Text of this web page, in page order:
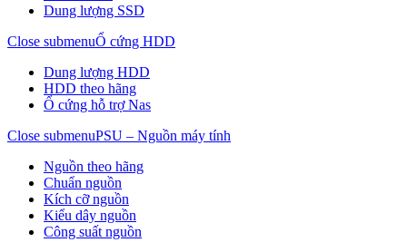
Dung lượng SSD
Close submenuỔ cứng HDD
Dung lượng HDD
HDD theo hãng
Ổ cứng hỗ trợ Nas
Close submenuPSU – Nguồn máy tính
Nguồn theo hãng
Chuẩn nguồn
Kích cỡ nguồn
Kiểu dây nguồn
Công suất nguồn